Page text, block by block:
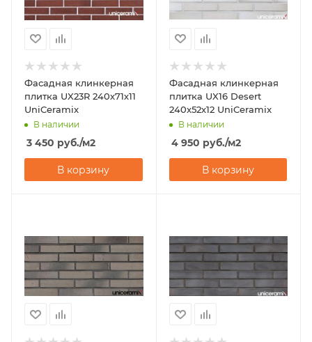
Фасадная клинкерная
плитка UX23R 240х71х11
UniCeramix
В наличии
3 450 руб./м2
В корзину
Фасадная клинкерная
плитка UX16 Desert
240х52х12 UniCeramix
В наличии
4 950 руб./м2
В корзину